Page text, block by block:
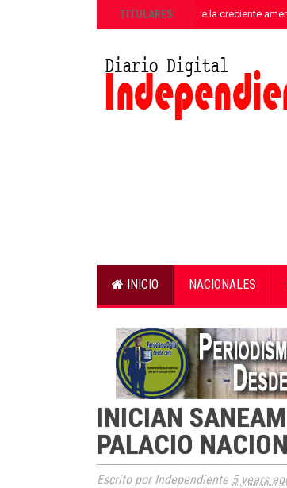
TITULARES
»ANPA alerta sobre la creciente
INICIO NACIONALES
INICIAN
PALACIO
Escrito por Independiente 5 years